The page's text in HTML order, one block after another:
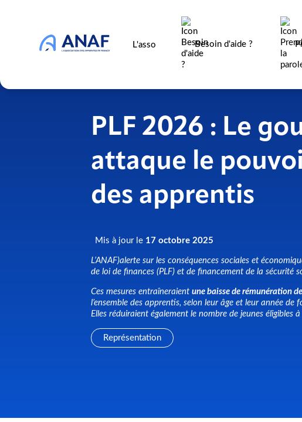
L'asso Besoin d'aide ?
PLF 2026 : Le
attaque le
des apprentis
Mis à jour le 17 octobre 2025
L’ANAF)alerte sur les conséquences sociales et
de loi de finances (PLF) et de financement de la sécurité
Ces mesures entraîneraient une baisse de rémunération
l’ensemble des apprentis, selon leur âge et leur année de
Elles réduiraient également le nombre de jeunes éligibles à
Représentation